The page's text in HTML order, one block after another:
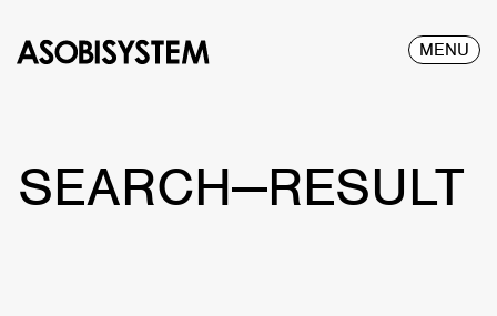
MENU
SEARCH—RESULT